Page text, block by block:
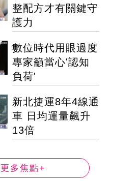
整配方才有關鍵守
護力
數位時代用眼過度
專家籲當心'認知
負荷'
新北捷運8年4線通
車 日均運量飆升
13倍
更多焦點+